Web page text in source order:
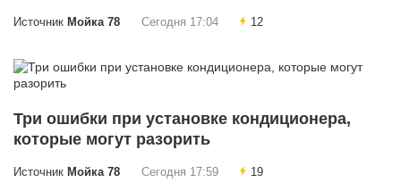
Источник Мойка 78 Сегодня 17:04 12
Три ошибки при установке кондиционера,
которые могут разорить
Источник Мойка 78 Сегодня 17:59 19